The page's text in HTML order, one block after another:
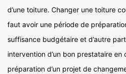
d’une toiture. Changer une toiture
faut avoir une période de
suffisance budgétaire et d’autre
intervention d’un bon prestataire
préparation d’un projet de